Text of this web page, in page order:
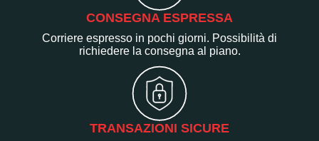
CONSEGNA ESPRESSA
Corriere espresso in pochi giorni. Possibilità di
richiedere la consegna al piano.
TRANSAZIONI SICURE